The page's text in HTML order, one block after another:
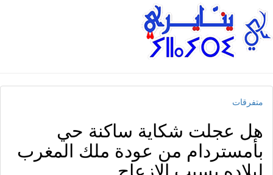
متفرقات
هل عجلت شكاية ساكنة حي
بأمستردام من عودة ملك المغرب